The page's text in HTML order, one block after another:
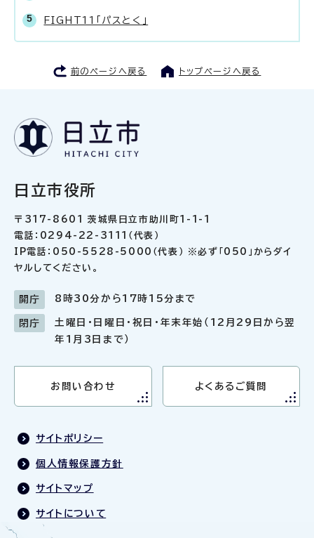
FIGHT11「パスとく」
前のページへ戻る トップページへ戻る
日立市役所
〒317-8601 茨城県日立市助川町1-1-1
電話：0294-22-3111（代表）
IP電話：050-5528-5000（代表） ※必ず「050」からダイ
ヤルしてください。
開庁 8時30分から17時15分まで
閉庁
土曜日・日曜日・祝日・年末年始（12月29日から翌
年1月3日まで）
お問い合わせ よくあるご質問
サイトポリシー
個人情報保護方針
サイトマップ
サイトについて